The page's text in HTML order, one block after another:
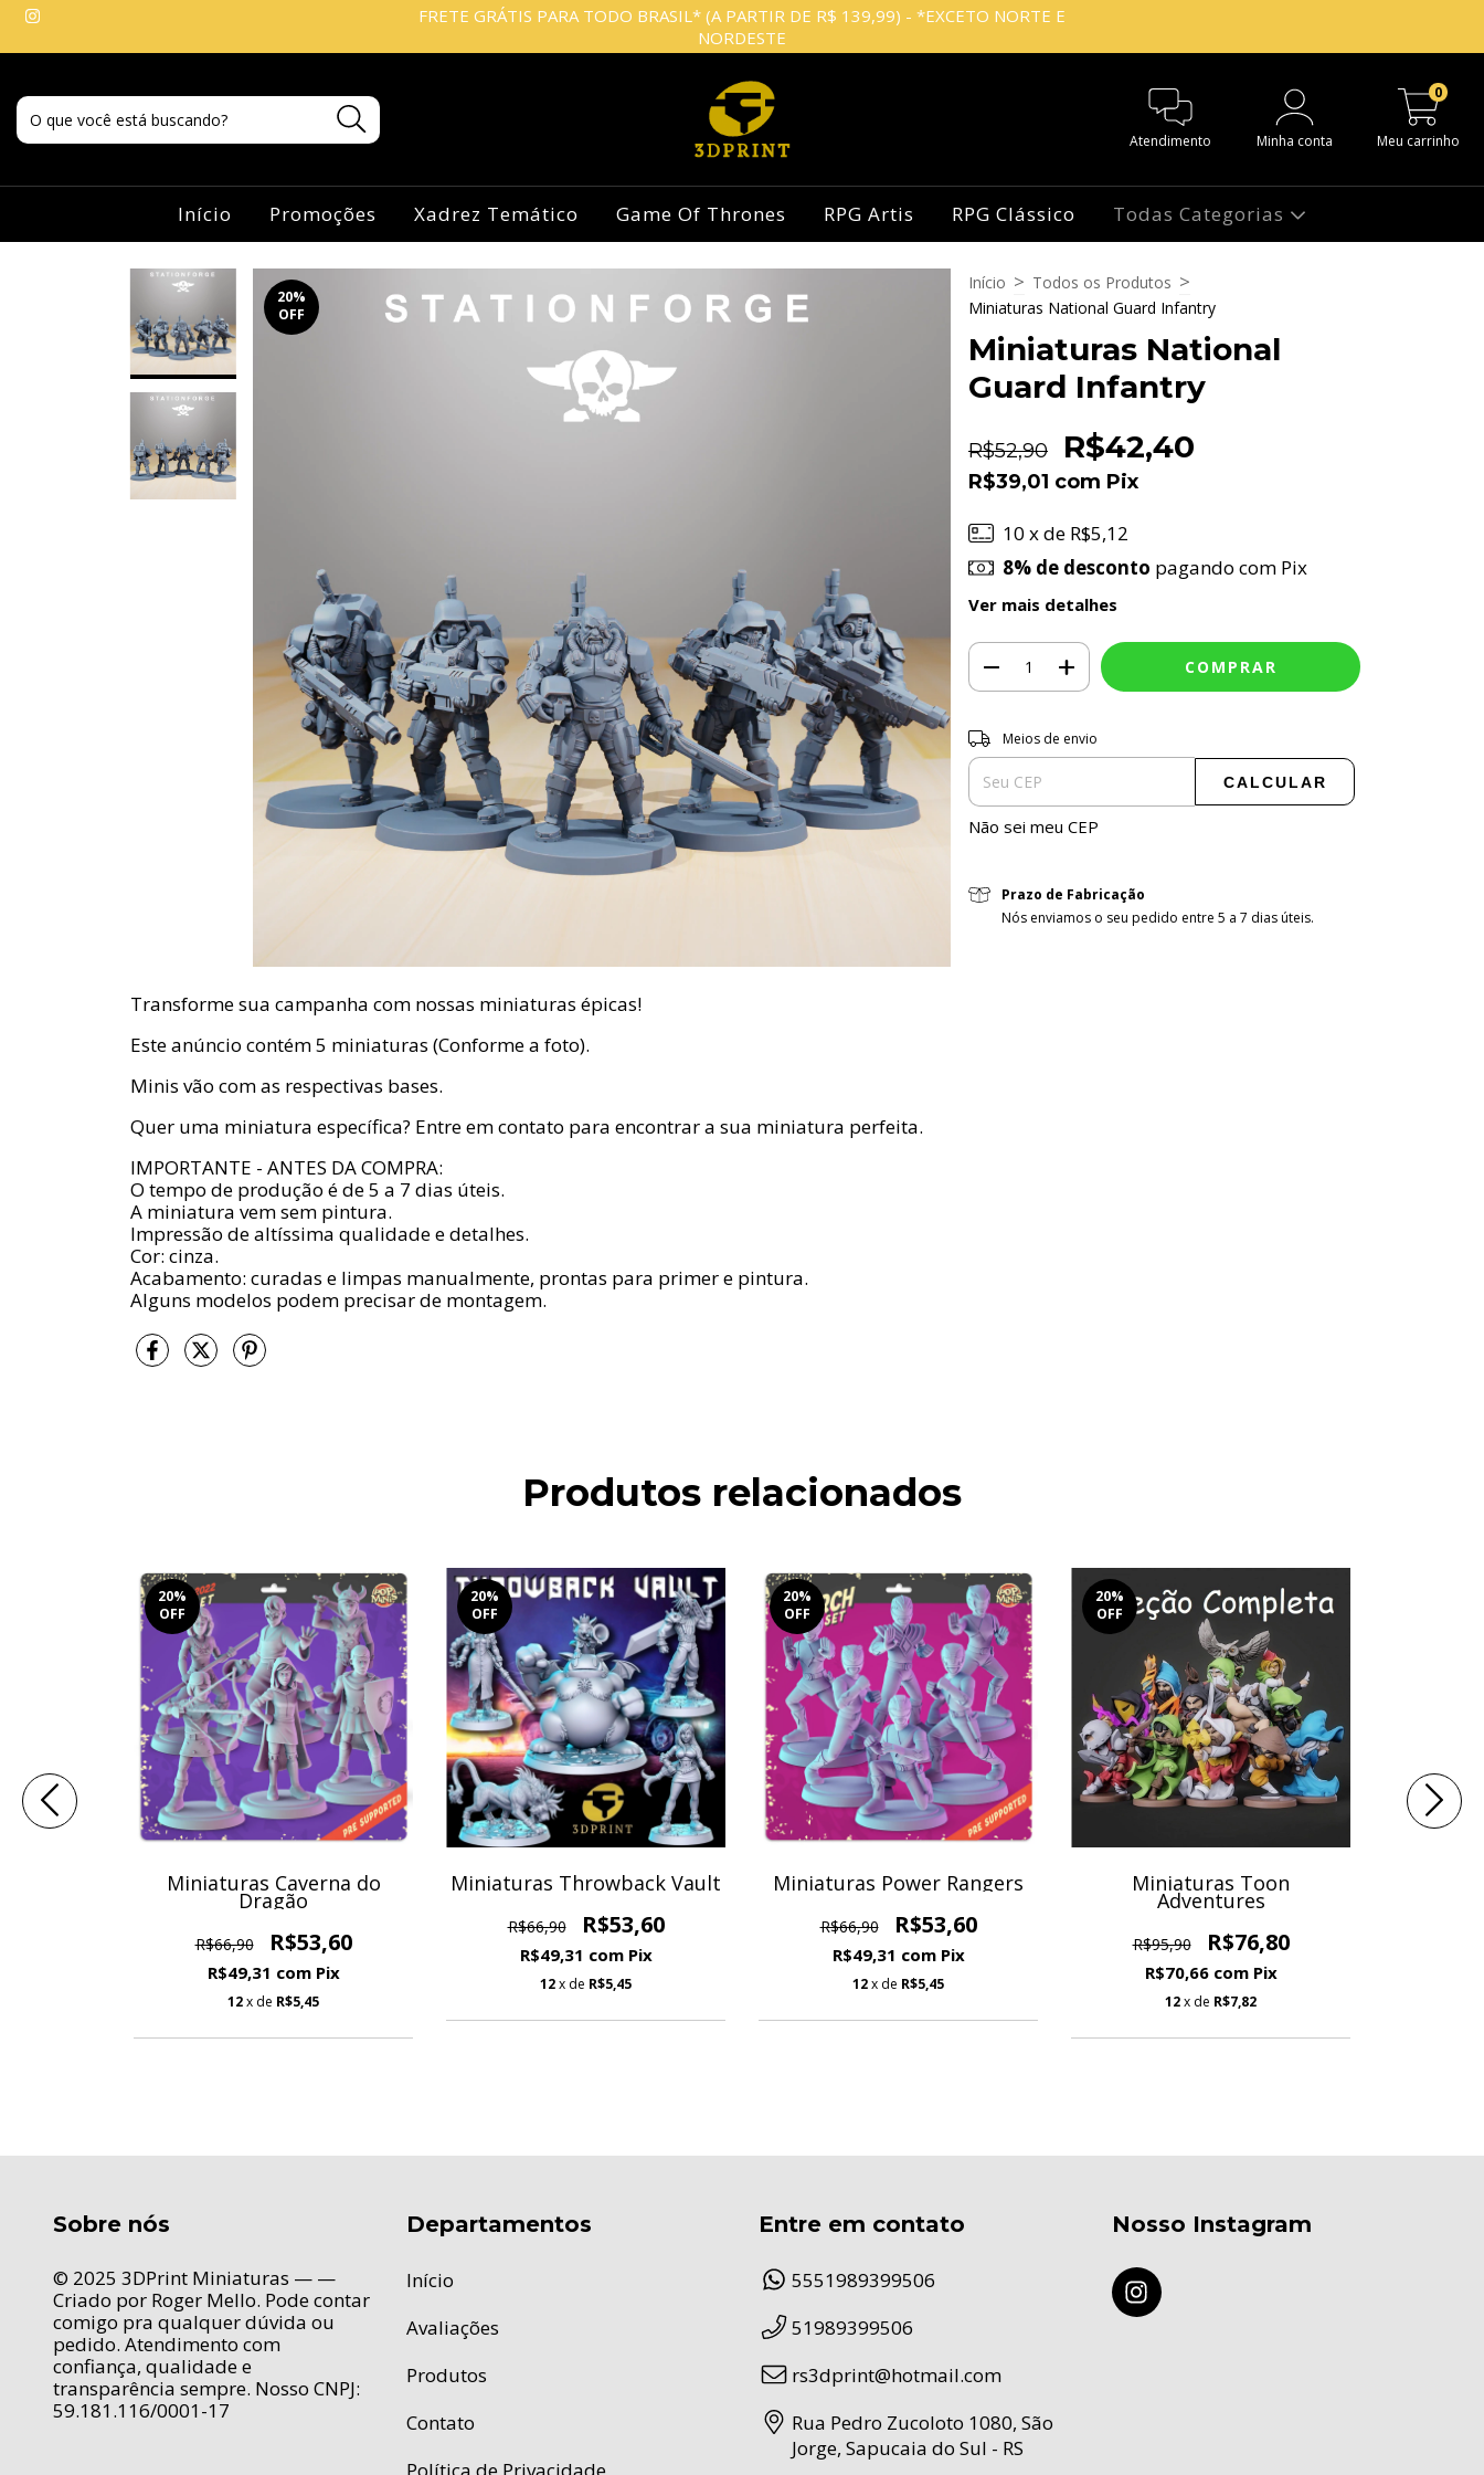
FRETE GRÁTIS PARA TODO BRASIL* (A PARTIR DE R$ 139,99) - *EXCETO NORTE E
NORDESTE
Atendimento Minha conta Meu carrinho
0
Início Promoções Xadrez Temático Game Of Thrones RPG Artis RPG Clássico Todas Categorias
20%
OFF
Transforme sua campanha com nossas miniaturas épicas!
Este anúncio contém 5 miniaturas (Conforme a foto).
Minis vão com as respectivas bases.
Quer uma miniatura específica? Entre em contato para encontrar a sua miniatura perfeita.
IMPORTANTE - ANTES DA COMPRA:
O tempo de produção é de 5 a 7 dias úteis.
A miniatura vem sem pintura.
Impressão de altíssima qualidade e detalhes.
Cor: cinza.
Acabamento: curadas e limpas manualmente, prontas para primer e pintura.
Alguns modelos podem precisar de montagem.
Início > Todos os Produtos >
Miniaturas National Guard Infantry
Miniaturas National
Guard Infantry
R$52,90 R$42,40
R$39,01 com Pix
10 x de R$5,12
8% de desconto pagando com Pix
Ver mais detalhes
Entregas para o CEP:
Meios de envio
CALCULAR
Não sei meu CEP
Prazo de Fabricação
Nós enviamos o seu pedido entre 5 a 7 dias úteis.
Produtos relacionados
20%
OFF
Miniaturas Caverna do
Dragão
R$66,90 R$53,60
R$49,31 com Pix
12x de R$5,45
20%
OFF
Miniaturas Throwback Vault
R$66,90 R$53,60
R$49,31 com Pix
12x de R$5,45
20%
OFF
Miniaturas Power Rangers
R$66,90 R$53,60
R$49,31 com Pix
12x de R$5,45
20%
OFF
Miniaturas Toon
Adventures
R$95,90 R$76,80
R$70,66 com Pix
12x de R$7,82
Sobre nós
© 2025 3DPrint Miniaturas — —
Criado por Roger Mello. Pode contar
comigo pra qualquer dúvida ou
pedido. Atendimento com
confiança, qualidade e
transparência sempre. Nosso CNPJ:
59.181.116/0001-17
Departamentos
Início
Avaliações
Produtos
Contato
Política de Privacidade
Entre em contato
5551989399506
51989399506
rs3dprint@hotmail.com
Rua Pedro Zucoloto 1080, São
Jorge, Sapucaia do Sul - RS
Nosso Instagram